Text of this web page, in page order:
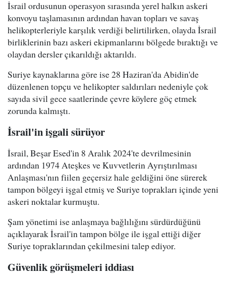
İsrail ordusunun operasyon sırasında yerel halkın askeri
konvoyu taşlamasının ardından havan topları ve savaş
helikopterleriyle karşılık verdiği belirtilirken, olayda İsrail
birliklerinin bazı askeri ekipmanlarını bölgede bıraktığı ve
olaydan dersler çıkarıldığı aktarıldı.
Suriye kaynaklarına göre ise 28 Haziran'da Abidin'de
düzenlenen topçu ve helikopter saldırıları nedeniyle çok
sayıda sivil gece saatlerinde çevre köylere göç etmek
zorunda kalmıştı.
İsrail'in işgali sürüyor
İsrail, Beşar Esed'in 8 Aralık 2024'te devrilmesinin
ardından 1974 Ateşkes ve Kuvvetlerin Ayrıştırılması
Anlaşması'nın fiilen geçersiz hale geldiğini öne sürerek
tampon bölgeyi işgal etmiş ve Suriye toprakları içinde yeni
askeri noktalar kurmuştu.
Şam yönetimi ise anlaşmaya bağlılığını sürdürdüğünü
açıklayarak İsrail'in tampon bölge ile işgal ettiği diğer
Suriye topraklarından çekilmesini talep ediyor.
Güvenlik görüşmeleri iddiası